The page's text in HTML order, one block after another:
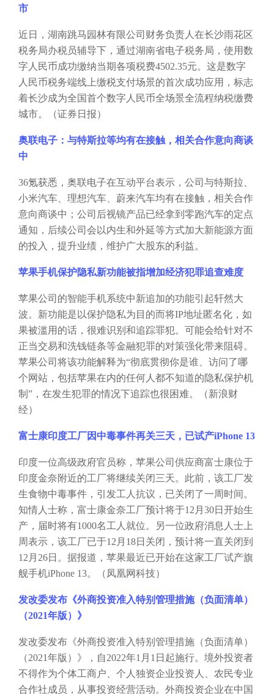
市
近日，湖南跳马园林有限公司财务负责人在长沙雨花区
税务局办税员辅导下，通过湖南省电子税务局，使用数
字人民币成功缴纳当期各项税费4502.35元。这是数字
人民币税务端线上缴税支付场景的首次成功应用，标志
着长沙成为全国首个数字人民币全场景全流程纳税缴费
城市。（证券日报）
奥联电子：与特斯拉等均有在接触，相关合作意向商谈
中
36氪获悉，奥联电子在互动平台表示，公司与特斯拉、
小米汽车、理想汽车、蔚来汽车均有在接触，相关合作
意向商谈中；公司后视镜产品已经拿到零跑汽车的定点
通知，后续公司会以内生和外延等方式加大新能源方面
的投入，提升业绩，维护广大股东的利益。
苹果手机保护隐私新功能被指增加经济犯罪追查难度
苹果公司的智能手机系统中新追加的功能引起轩然大
波。新功能是以保护隐私为目的而将IP地址匿名化，如
果被滥用的话，很难识别和追踪罪犯。可能会给针对不
正当交易和洗钱链条等金融犯罪的对策强化带来阻碍。
苹果公司将该功能解释为“彻底贯彻你是谁、访问了哪
个网站，包括苹果在内的任何人都不知道的隐私保护机
制”，在发生犯罪的情况下追踪也很困难。（新浪财
经）
富士康印度工厂因中毒事件再关三天，已试产iPhone 13
印度一位高级政府官员称，苹果公司供应商富士康位于
印度金奈附近的工厂将继续关闭三天。此前，该工厂发
生食物中毒事件，引发工人抗议，已关闭了一周时间。
知情人士称，富士康金奈工厂预计将于12月30日开始生
产，届时将有1000名工人就位。另一位政府消息人士上
周表示，该工厂已于12月18日关闭，预计将一直关闭到
12月26日。据报道，苹果最近已开始在这家工厂试产旗
舰手机iPhone 13。（凤凰网科技）
发改委发布《外商投资准入特别管理措施（负面清单）
（2021年版）》
发改委发布《外商投资准入特别管理措施（负面清单）
（2021年版）》，自2022年1月1日起施行。境外投资者
不得作为个体工商户、个人独资企业投资人、农民专业
合作社成员，从事投资经营活动。外商投资企业在中国